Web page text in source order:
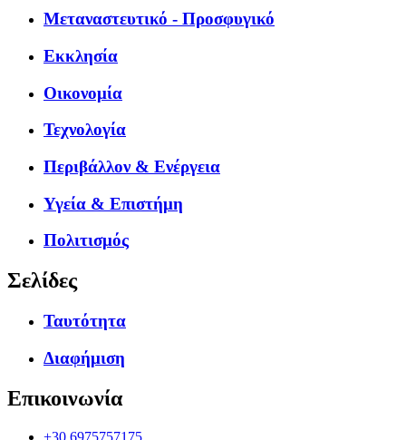
Μεταναστευτικό - Προσφυγικό
Εκκλησία
Οικονομία
Τεχνολογία
Περιβάλλον & Ενέργεια
Υγεία & Επιστήμη
Πολιτισμός
Σελίδες
Ταυτότητα
Διαφήμιση
Επικοινωνία
+30.6975757175